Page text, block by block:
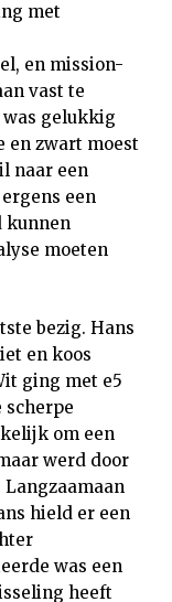
met
en mission-
vast te
gelukkig
en zwart moest
naar een
een
kunnen
moeten
bezig. Hans
en koos
ging met e5
scherpe
om een
werd door
hield er een
was een
heeft